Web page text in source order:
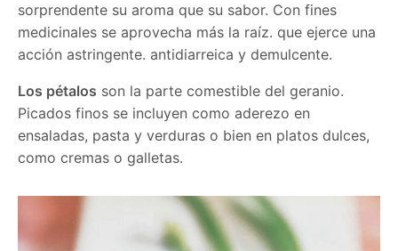
sorprendente su aroma que su sabor. Con fines
medicinales se aprovecha más la raíz. que ejerce una
acción astringente. antidiarreica y demulcente.
Los pétalos son la parte comestible del geranio.
Picados finos se incluyen como aderezo en
ensaladas, pasta y verduras o bien en platos dulces,
como cremas o galletas.